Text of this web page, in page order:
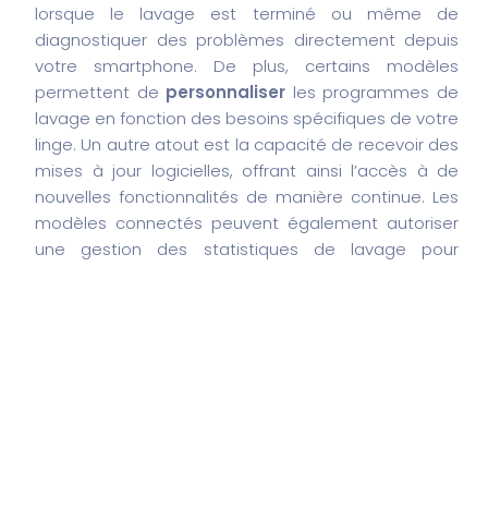
lorsque le lavage est terminé ou même de
diagnostiquer des problèmes directement depuis
votre smartphone. De plus, certains modèles
permettent de personnaliser les programmes de
lavage en fonction des besoins spécifiques de votre
linge. Un autre atout est la capacité de recevoir des
mises à jour logicielles, offrant ainsi l’accès à de
nouvelles fonctionnalités de manière continue. Les
modèles connectés peuvent également autoriser
une gestion des statistiques de lavage pour